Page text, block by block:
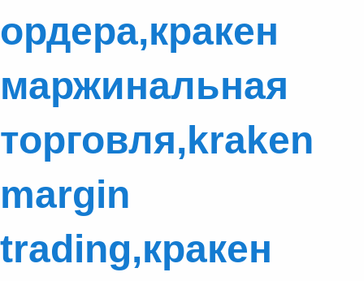
ордера,кракен
маржинальная
торговля,kraken
margin
trading,кракен